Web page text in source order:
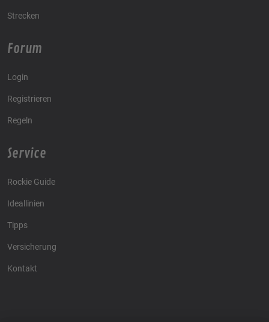
Strecken
Forum
Login
Registrieren
Regeln
Service
Rockie Guide
Ideallinien
Tipps
Versicherung
Kontakt